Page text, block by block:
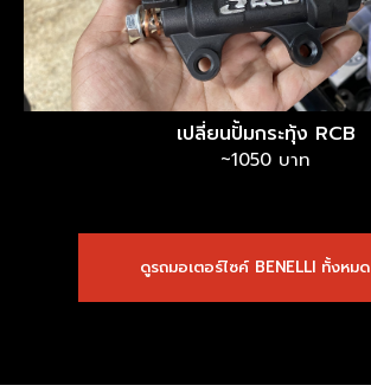
เปลี่ยนปั้มกระทุ้ง RCB
~1050 บาท
ดูรถมอเตอร์ไซค์ BENELLI ทั้งหมด